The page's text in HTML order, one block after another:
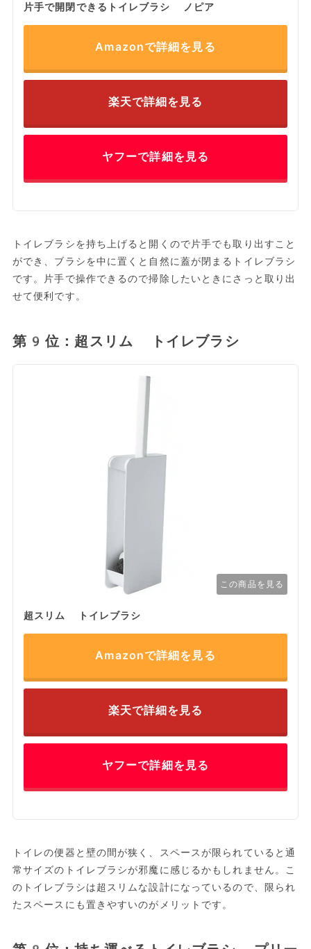
片手で開閉できるトイレブラシ ノピア
Amazonで詳細を見る
楽天で詳細を見る
ヤフーで詳細を見る
トイレブラシを持ち上げると開くので片手でも取り出すこと
ができ、ブラシを中に置くと自然に蓋が閉まるトイレブラシ
です。片手で操作できるので掃除したいときにさっと取り出
せて便利です。
第9位：超スリム トイレブラシ
この商品を見る
超スリム トイレブラシ
Amazonで詳細を見る
楽天で詳細を見る
ヤフーで詳細を見る
トイレの便器と壁の間が狭く、スペースが限られていると通
常サイズのトイレブラシが邪魔に感じるかもしれません。こ
のトイレブラシは超スリムな設計になっているので、限られ
たスペースにも置きやすいのがメリットです。